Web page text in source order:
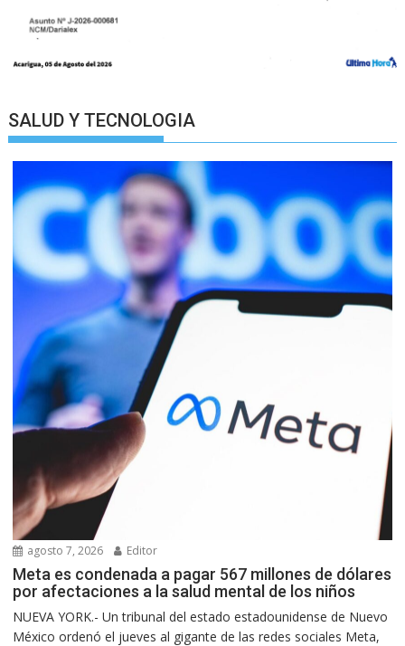
SALUD Y TECNOLOGIA
agosto 7, 2026 Editor
Meta es condenada a pagar 567 millones de dólares
por afectaciones a la salud mental de los niños
NUEVA YORK.- Un tribunal del estado estadounidense de Nuevo
México ordenó el jueves al gigante de las redes sociales Meta,